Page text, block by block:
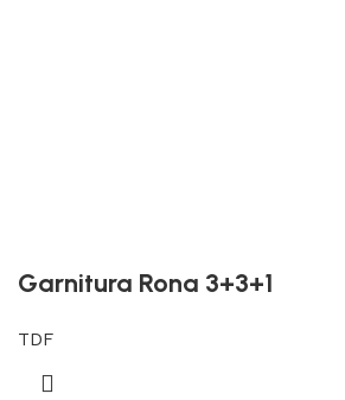
Garnitura Rona 3+3+1
TDF